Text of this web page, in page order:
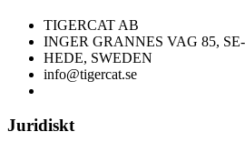
TIGERCAT AB
INGER GRANNES VAG 85,
HEDE, SWEDEN
info@tigercat.se
Juridiskt